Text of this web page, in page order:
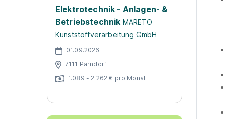
Elektrotechnik - Anlagen- &
Betriebstechnik MARETO
Kunststoffverarbeitung GmbH
01.09.2026
7111 Parndorf
1.089 - 2.262 € pro Monat